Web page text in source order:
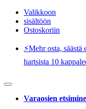
Valikkoon
sisältöön
Ostoskoriin
⚡️Mehr osta,
hartsista 10
Varaosien